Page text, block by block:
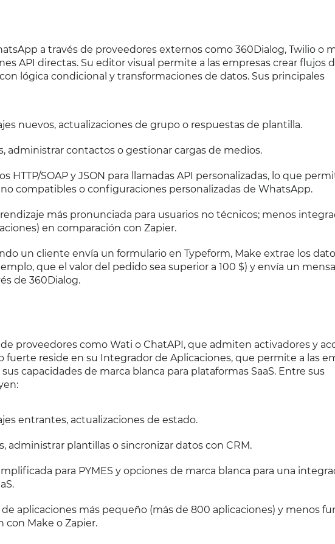
a través de proveedores externos como 360Dialog, Twilio o
API directas. Su editor visual permite a las empresas crear flujos
lógica condicional y transformaciones de datos. Sus principales
nuevos, actualizaciones de grupo o respuestas de plantilla.
administrar contactos o gestionar cargas de medios.
HTTP/SOAP y JSON para llamadas API personalizadas, lo que
compatibles o configuraciones personalizadas de WhatsApp.
más pronunciada para usuarios no técnicos; menos
en comparación con Zapier.
un cliente envía un formulario en Typeform, Make extrae los
que el valor del pedido sea superior a 100 $) y envía un
de 360Dialog.
proveedores como Wati o ChatAPI, que admiten activadores y
fuerte reside en su Integrador de Aplicaciones, que permite a las
capacidades de marca blanca para plataformas SaaS. Entre sus
entrantes, actualizaciones de estado.
administrar plantillas o sincronizar datos con CRM.
para PYMES y opciones de marca blanca para una
aplicaciones más pequeño (más de 800 aplicaciones) y menos
con Make o Zapier.